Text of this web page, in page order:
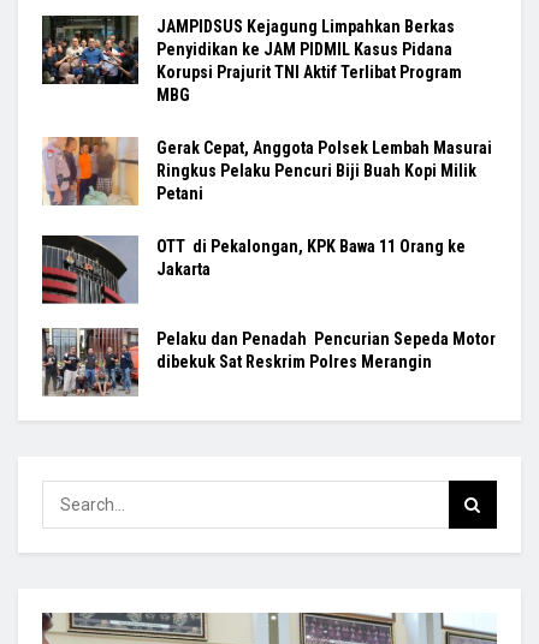
JAMPIDSUS Kejagung Limpahkan Berkas
Penyidikan ke JAM PIDMIL Kasus Pidana
Korupsi Prajurit TNI Aktif Terlibat Program
MBG
Gerak Cepat, Anggota Polsek Lembah Masurai
Ringkus Pelaku Pencuri Biji Buah Kopi Milik
Petani
OTT di Pekalongan, KPK Bawa 11 Orang ke
Jakarta
Pelaku dan Penadah Pencurian Sepeda Motor
dibekuk Sat Reskrim Polres Merangin